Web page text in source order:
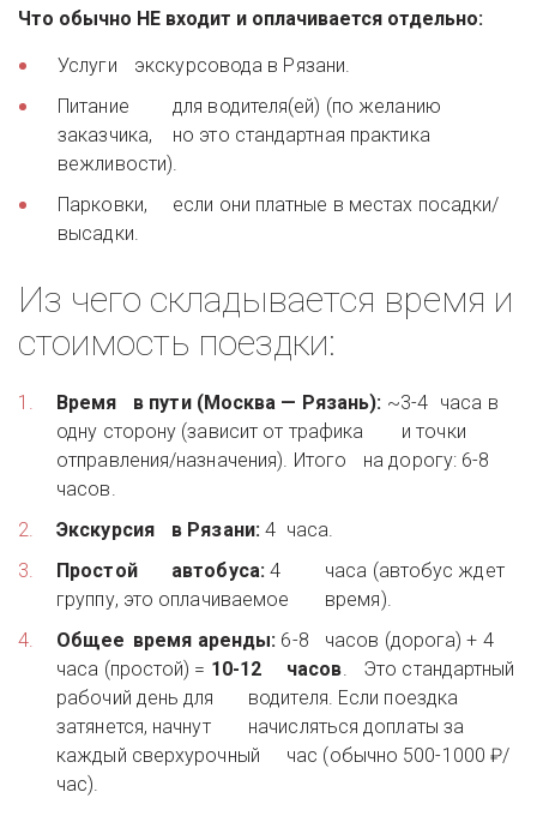
Что обычно НЕ входит и оплачивается отдельно:
Услуги 	экскурсовода в Рязани.
Питание 	для водителя(ей) (по желанию
заказчика, 	но это стандартная практика
вежливости).
Парковки, 	если они платные в местах посадки/
высадки.
Из чего складывается время и
стоимость поездки:
Время 	в пути (Москва — Рязань): ~3-4 	часа в
одну сторону (зависит от трафика 	и точки
отправления/назначения). Итого 	на дорогу: 6-8
часов.
Экскурсия 	в Рязани:
4 	часа.
Простой 	автобуса: 4 	часа (автобус ждет
группу, это оплачиваемое 	время).
Общее 	время аренды: 6-8 	часов (дорога) + 4
часа (простой) =
10-12 	часов. 	Это стандартный
рабочий день для 	водителя. Если поездка
затянется, начнут 	начисляться доплаты за
каждый сверхурочный 	час (обычно 500-1000 ₽/
час).